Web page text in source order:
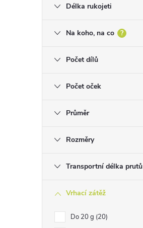
Délka rukojeti
Na koho, na co ?
Počet dílů
Počet oček
Průměr
Rozměry
Transportní délka prutů
Vrhací zátěž
Do 20 g 20